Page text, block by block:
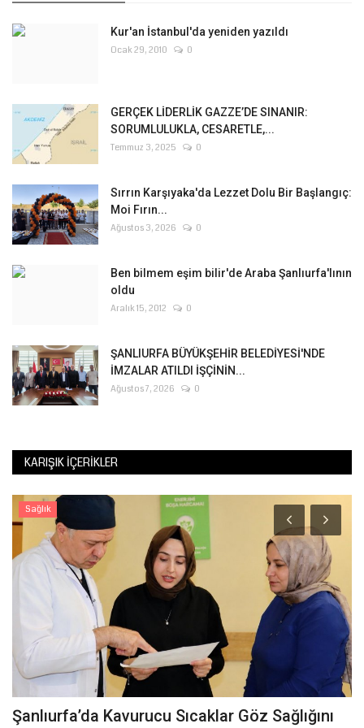
Kur'an İstanbul'da yeniden yazıldı
Ocak 29, 2010 0
GERÇEK LİDERLİK GAZZE’DE SINANIR:
SORUMLULUKLA, CESARETLE,...
Temmuz 3, 2025 0
Sırrın Karşıyaka'da Lezzet Dolu Bir Başlangıç:
Moi Fırın...
Ağustos 3, 2026 0
Ben bilmem eşim bilir'de Araba Şanlıurfa'lının
oldu
Aralık 15, 2012 0
ŞANLIURFA BÜYÜKŞEHİR BELEDİYESİ'NDE
İMZALAR ATILDI İŞÇİNİN...
Ağustos 7, 2026 0
KARIŞIK İÇERIKLER
Sağlık
Şanlıurfa’da Kavurucu Sıcaklar Göz Sağlığını